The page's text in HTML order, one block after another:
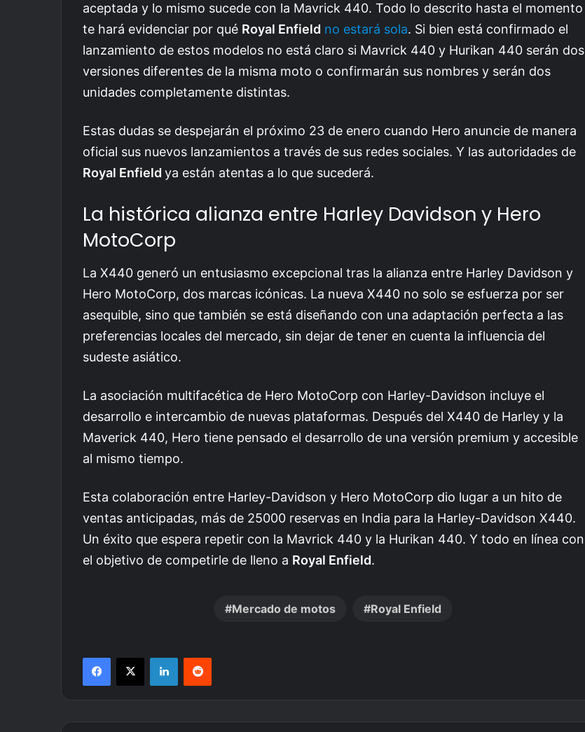
aceptada y lo mismo sucede con la Mavrick 440. Todo lo descrito hasta el momento
te hará evidenciar por qué Royal Enfield no estará sola. Si bien está confirmado el
lanzamiento de estos modelos no está claro si Mavrick 440 y Hurikan 440 serán dos
versiones diferentes de la misma moto o confirmarán sus nombres y serán dos
unidades completamente distintas.
Estas dudas se despejarán el próximo 23 de enero cuando Hero anuncie de manera
oficial sus nuevos lanzamientos a través de sus redes sociales. Y las autoridades de
Royal Enfield ya están atentas a lo que sucederá.
La histórica alianza entre Harley Davidson y Hero
MotoCorp
La X440 generó un entusiasmo excepcional tras la alianza entre Harley Davidson y
Hero MotoCorp, dos marcas icónicas. La nueva X440 no solo se esfuerza por ser
asequible, sino que también se está diseñando con una adaptación perfecta a las
preferencias locales del mercado, sin dejar de tener en cuenta la influencia del
sudeste asiático.
La asociación multifacética de Hero MotoCorp con Harley-Davidson incluye el
desarrollo e intercambio de nuevas plataformas. Después del X440 de Harley y la
Maverick 440, Hero tiene pensado el desarrollo de una versión premium y accesible
al mismo tiempo.
Esta colaboración entre Harley-Davidson y Hero MotoCorp dio lugar a un hito de
ventas anticipadas, más de 25000 reservas en India para la Harley-Davidson X440.
Un éxito que espera repetir con la Mavrick 440 y la Hurikan 440. Y todo en línea con
el objetivo de competirle de lleno a Royal Enfield.
Mercado de motos Royal Enfield